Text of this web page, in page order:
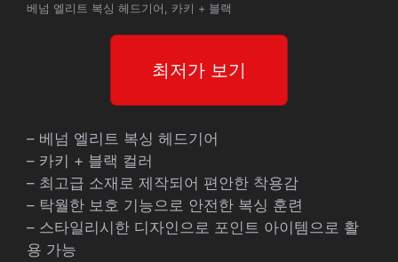
베넘 엘리트 복싱 헤드기어, 카키 + 블랙
최저가 보기
– 베넘 엘리트 복싱 헤드기어
– 카키 + 블랙 컬러
– 최고급 소재로 제작되어 편안한 착용감
– 탁월한 보호 기능으로 안전한 복싱 훈련
– 스타일리시한 디자인으로 포인트 아이템으로 활
용 가능